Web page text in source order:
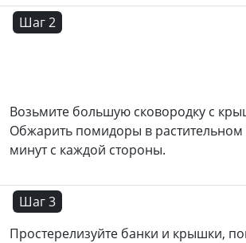
Шаг 2
Возьмите большую сковородку с
Обжарить помидоры в растительном
минут с каждой стороны.
Шаг 3
Простерелизуйте банки и крышки,